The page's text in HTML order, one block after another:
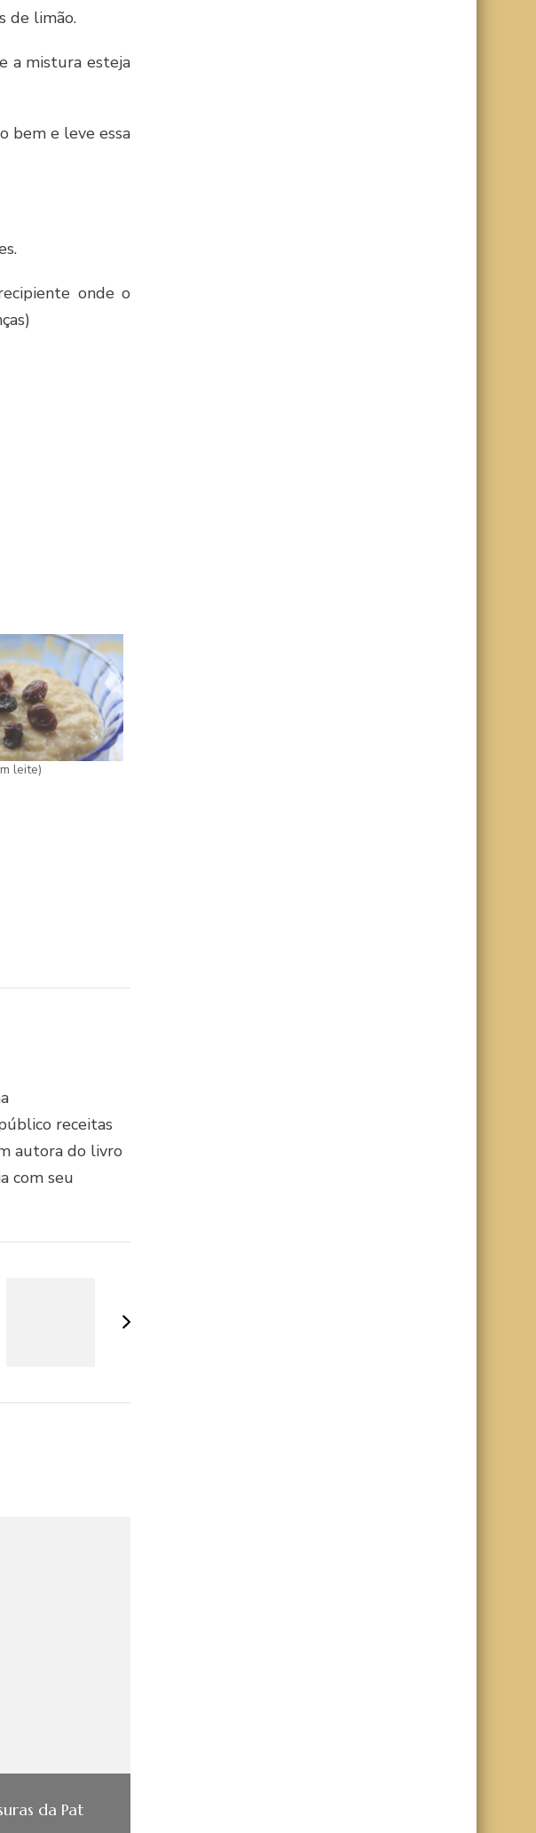
de limão.
a mistura esteja
bem e leve essa
onde o
leite)
receitas
autora do livro
com seu
da Pat